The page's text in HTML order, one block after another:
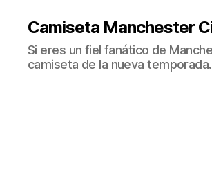
Camiseta Manchester
Si eres un fiel fanático de
camiseta de la nueva temporada.